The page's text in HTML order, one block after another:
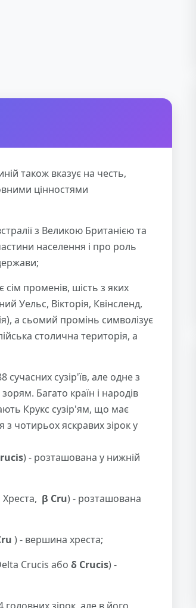
також вказує на честь,
цінностями
з Великою Британією та
населення і про роль
сім променів, шість з яких
Уельс, Вікторія, Квінсленд,
а сьомий промінь символізує
столична територія, а
сучасних сузір'їв, але одне з
Багато країн і народів
Крукс сузір'ям, що має
з чотирьох яскравих зірок у
) - розташована у нижній
β Cru) - розташована
) - вершина хреста;
Crucis або δ Crucis) -